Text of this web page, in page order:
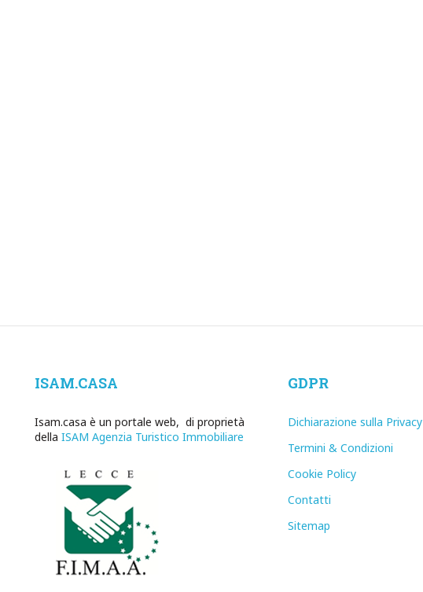
ISAM.CASA
Isam.casa è un portale web, di proprietà
della ISAM Agenzia Turistico Immobiliare
GDPR
Dichiarazione sulla Privacy
Termini & Condizioni
Cookie Policy
Contatti
Sitemap